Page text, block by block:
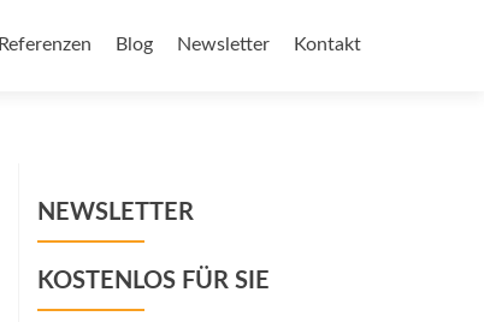
Referenzen Blog Newsletter Kontakt
NEWSLETTER
KOSTENLOS FÜR SIE